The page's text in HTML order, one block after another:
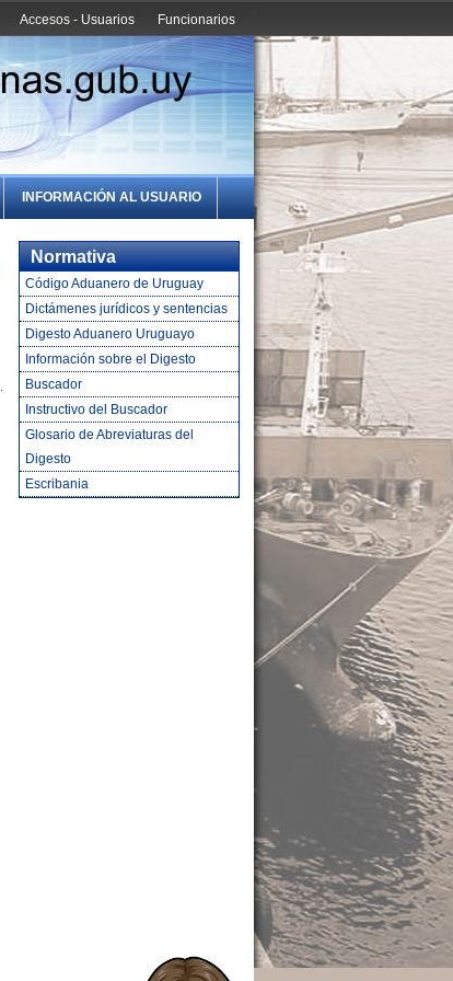
Funcionarios
Accesos - Usuarios
INFORMACIÓN AL USUARIO
Normativa
Código Aduanero de Uruguay
Dictámenes jurídicos y sentencias
Digesto Aduanero Uruguayo
Información sobre el Digesto
Buscador
Instructivo del Buscador
Glosario de Abreviaturas del
Digesto
Escribania